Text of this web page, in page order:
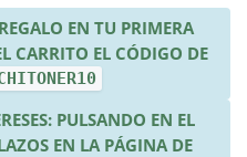
EN TU PRIMERA
CARRITO EL CÓDIGO DE
PULSANDO EN EL
EN LA PÁGINA DE